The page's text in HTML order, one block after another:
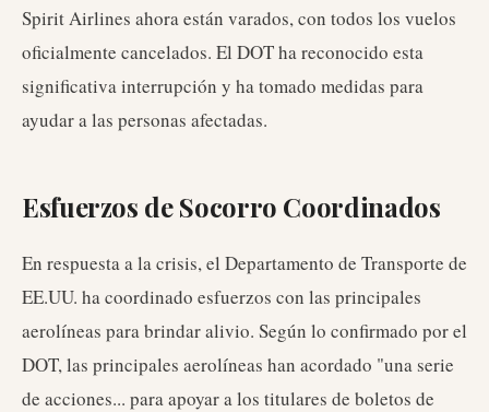
Spirit Airlines ahora están varados, con todos los vuelos
oficialmente cancelados. El DOT ha reconocido esta
significativa interrupción y ha tomado medidas para
ayudar a las personas afectadas.
Esfuerzos de Socorro Coordinados
En respuesta a la crisis, el Departamento de Transporte de
EE.UU. ha coordinado esfuerzos con las principales
aerolíneas para brindar alivio. Según lo confirmado por el
DOT, las principales aerolíneas han acordado "una serie
de acciones... para apoyar a los titulares de boletos de